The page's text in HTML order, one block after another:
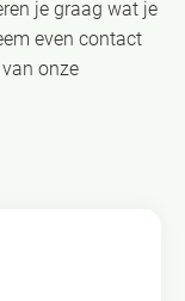
je graag wat je
even contact
onze